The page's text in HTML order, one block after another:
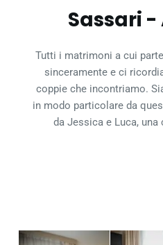
Sassari
Tutti i matrimoni a cui
sinceramente e ci
coppie che incontriamo.
in modo particolare da
da Jessica e Luca,